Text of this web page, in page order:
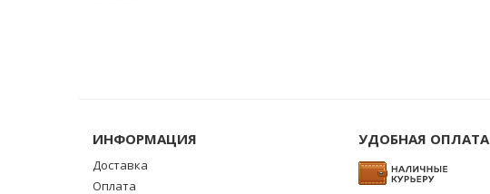
ИНФОРМАЦИЯ
Доставка
Оплата
УДОБНАЯ ОПЛАТА